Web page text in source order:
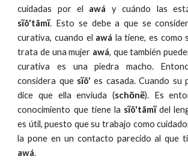
cuidadas por el awá y cuándo las
sĩõ'tãmĩ. Esto se debe a que se
curativa, cuando el awá la tiene, es como
trata de una mujer awá, que también
curativa es una piedra macho.
considera que sĩõ' es casada. Cuando su
dice que ella enviuda (schö̀nẽ). Es
conocimiento que tiene la sĩõ'tãmĩdel
es útil, puesto que su trabajo como
la pone en un contacto parecido al que
awá.